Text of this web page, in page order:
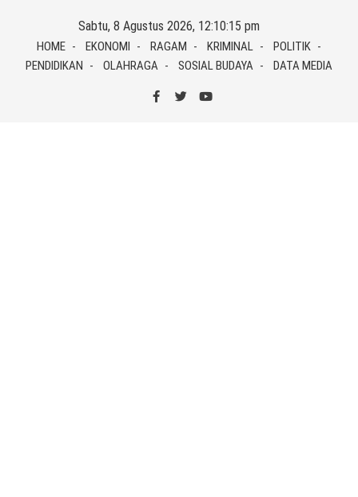
content
Sabtu, 8 Agustus 2026, 12:10:15 pm
HOME EKONOMI RAGAM KRIMINAL
POLITIK
PENDIDIKAN
OLAHRAGA SOSIAL BUDAYA DATA MEDIA